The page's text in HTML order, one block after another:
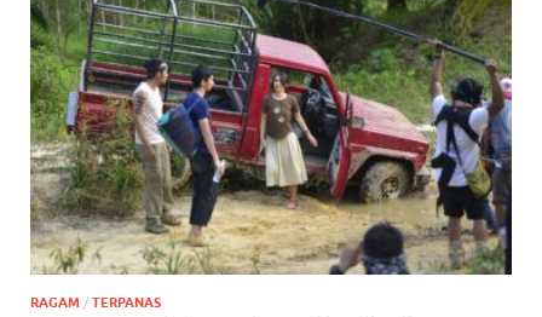
RAGAM / TERPANAS